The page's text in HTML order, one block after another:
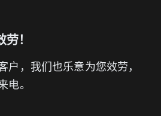
！
户，我们也乐意为您效劳，
电。